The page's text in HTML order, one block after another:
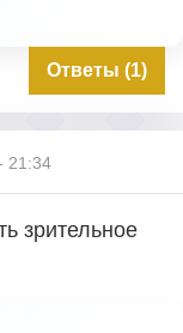
Ответы (1)
21:34
зрительное